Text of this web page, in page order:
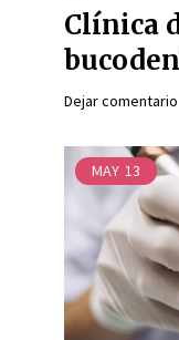
Clínica
Dejar comentario
MAY 13